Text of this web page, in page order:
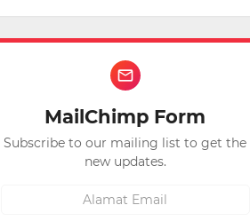
MailChimp Form
Subscribe to our mailing list to get the
new updates.